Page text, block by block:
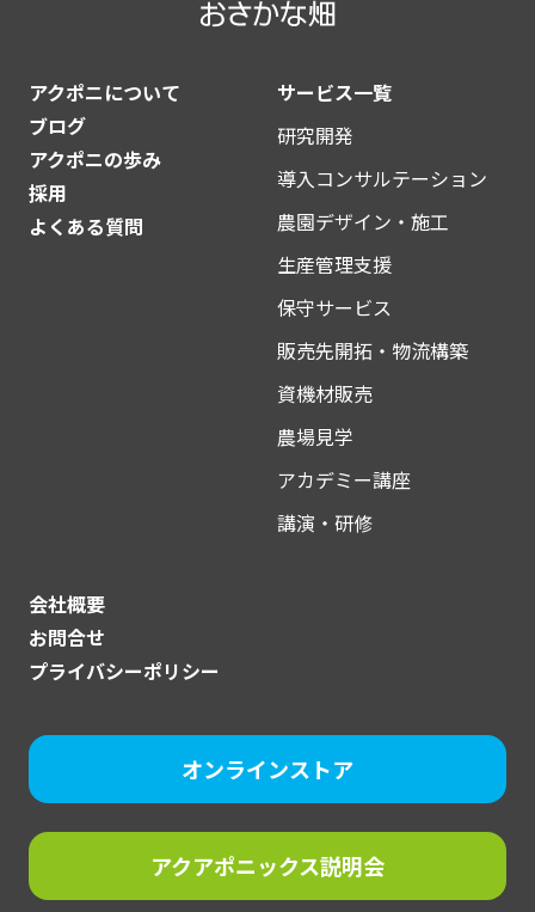
アクポニについて
ブログ
アクポニの歩み
採用
よくある質問
サービス一覧
研究開発
導入コンサルテーション
農園デザイン・施工
生産管理支援
保守サービス
販売先開拓・物流構築
資機材販売
農場見学
アカデミー講座
講演・研修
会社概要
お問合せ
プライバシーポリシー
オンラインストア
アクアポニックス説明会